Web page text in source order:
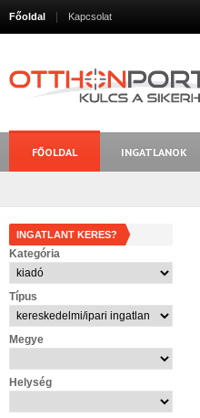
Főoldal Kapcsolat
FŐOLDAL INGATLANOK
INGATLANT KERES?
Kategória
Típus
Megye
Helység